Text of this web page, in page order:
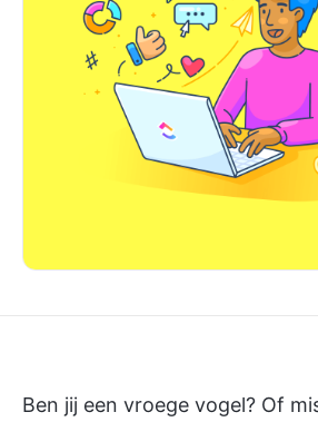
Ben jij een vroege vogel? Of